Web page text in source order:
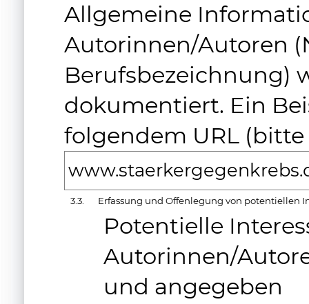
Allgemeine
Autorinnen/Autoren
Berufsbezeichnung)
dokumentiert. Ein
folgendem URL
3.3. Erfassung und Offenlegung von potentiellen
Potentielle
Autorinnen/
und angegeben